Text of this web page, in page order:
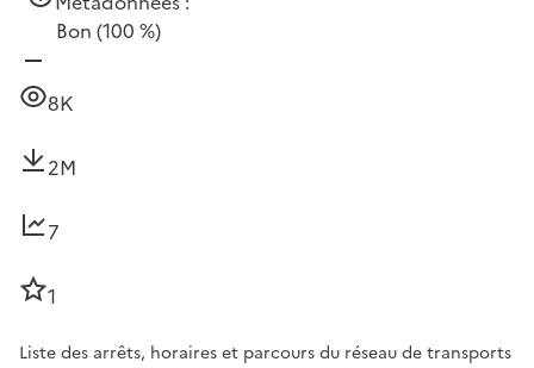
Bon (100 %)
8K
2M
7
1
Liste des arrêts, horaires et parcours du réseau de transports